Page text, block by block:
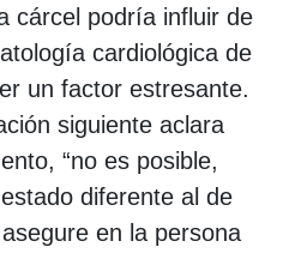
cárcel podría influir de
cardiológica de
un factor estresante.
siguiente aclara
“no es posible,
diferente al de
en la persona